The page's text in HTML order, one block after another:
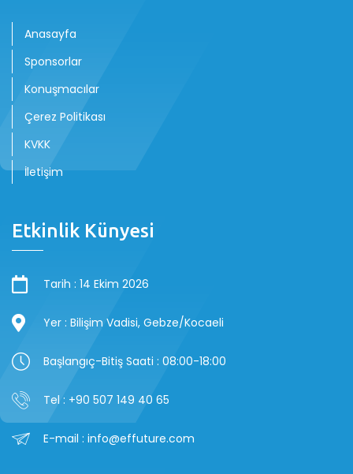
Anasayfa
Sponsorlar
Konuşmacılar
Çerez Politikası
KVKK
İletişim
Etkinlik Künyesi
Tarih : 14 Ekim 2026
Yer : Bilişim Vadisi, Gebze/Kocaeli
Başlangıç-Bitiş Saati : 08:00-18:00
Tel : +90 507 149 40 65
E-mail : info@effuture.com